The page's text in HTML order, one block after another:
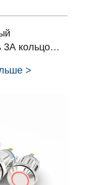
3A кольцо
защелка
>